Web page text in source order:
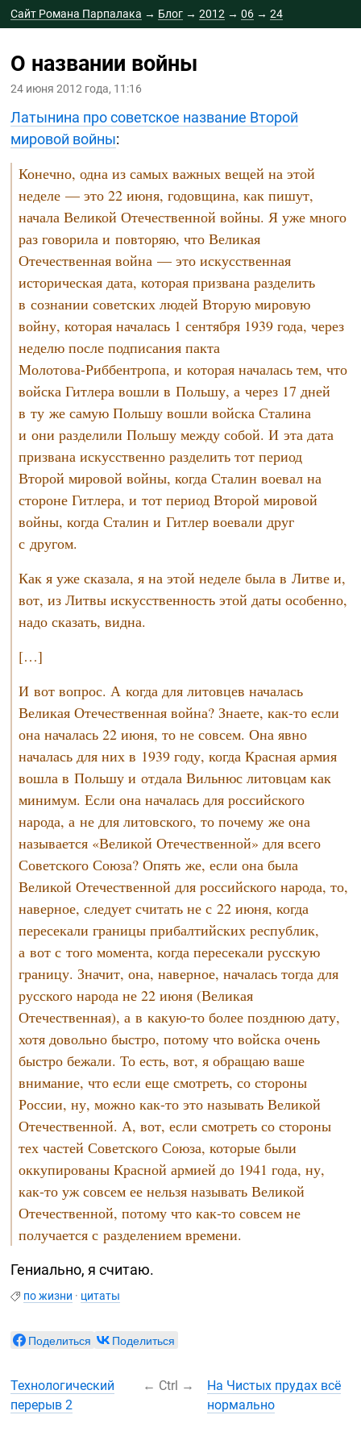
Сайт Романа Парпалака → Блог →2012 →06 →24
О названии войны
24 июня 2012 года, 11:16
Латынина про советское название Второй
мировой войны:
Конечно, одна из самых важных вещей на этой
неделе — это 22 июня, годовщина, как пишут,
начала Великой Отечественной войны. Я уже много
раз говорила и повторяю, что Великая
Отечественная война — это искусственная
историческая дата, которая призвана разделить
в сознании советских людей Вторую мировую
войну, которая началась 1 сентября 1939 года, через
неделю после подписания пакта
Молотова-Риббентропа, и которая началась тем, что
войска Гитлера вошли в Польшу, а через 17 дней
в ту же самую Польшу вошли войска Сталина
и они разделили Польшу между собой. И эта дата
призвана искусственно разделить тот период
Второй мировой войны, когда Сталин воевал на
стороне Гитлера, и тот период Второй мировой
войны, когда Сталин и Гитлер воевали друг
с другом.
Как я уже сказала, я на этой неделе была в Литве и,
вот, из Литвы искусственность этой даты особенно,
надо сказать, видна.
[…]
И вот вопрос. А когда для литовцев началась
Великая Отечественная война? Знаете,как-то если
она началась 22 июня, то не совсем. Она явно
началась для них в 1939 году, когда Красная армия
вошла в Польшу и отдала Вильнюс литовцам как
минимум. Если она началась для российского
народа, а не для литовского, то почему же она
называется «Великой Отечественной» для всего
Советского Союза? Опять же, если она была
Великой Отечественной для российского народа, то,
наверное, следует считать не с 22 июня, когда
пересекали границы прибалтийских республик,
а вот с того момента, когда пересекали русскую
границу. Значит, она, наверное, началась тогда для
русского народа не 22 июня (Великая
Отечественная), а вкакую-то более позднюю дату,
хотя довольно быстро, потому что войска очень
быстро бежали. То есть, вот, я обращаю ваше
внимание, что если еще смотреть, со стороны
России, ну, можнокак-то это называть Великой
Отечественной. А, вот, если смотреть со стороны
тех частей Советского Союза, которые были
оккупированы Красной армией до 1941 года, ну,
как-то уж совсем ее нельзя называть Великой
Отечественной, потому чтокак-то совсем не
получается с разделением времени.
Гениально, я считаю.
по жизни · цитаты
Поделиться Поделиться
Технологический
перерыв 2
← Ctrl →
На Чистых прудах всё
нормально